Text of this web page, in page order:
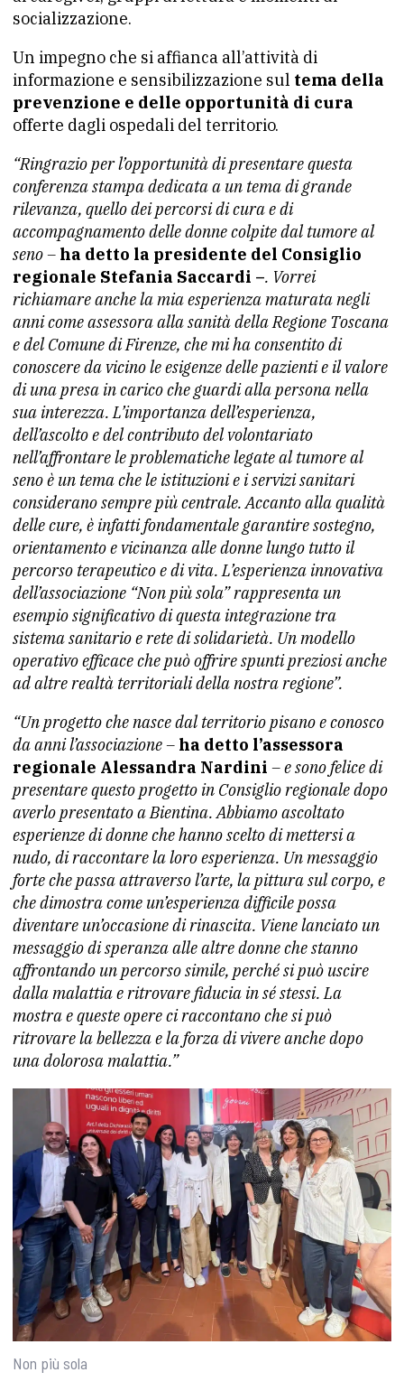
socializzazione.
Un impegno che si affianca all’attività di
informazione e sensibilizzazione sul tema della
prevenzione e delle opportunità di cura
offerte dagli ospedali del territorio.
“Ringrazio per l’opportunità di presentare questa
conferenza stampa dedicata a un tema di grande
rilevanza, quello dei percorsi di cura e di
accompagnamento delle donne colpite dal tumore al
seno – ha detto la presidente del Consiglio
regionale Stefania Saccardi –. Vorrei
richiamare anche la mia esperienza maturata negli
anni come assessora alla sanità della Regione Toscana
e del Comune di Firenze, che mi ha consentito di
conoscere da vicino le esigenze delle pazienti e il valore
di una presa in carico che guardi alla persona nella
sua interezza. L’importanza dell’esperienza,
dell’ascolto e del contributo del volontariato
nell’affrontare le problematiche legate al tumore al
seno è un tema che le istituzioni e i servizi sanitari
considerano sempre più centrale. Accanto alla qualità
delle cure, è infatti fondamentale garantire sostegno,
orientamento e vicinanza alle donne lungo tutto il
percorso terapeutico e di vita. L’esperienza innovativa
dell’associazione “Non più sola” rappresenta un
esempio significativo di questa integrazione tra
sistema sanitario e rete di solidarietà. Un modello
operativo efficace che può offrire spunti preziosi anche
ad altre realtà territoriali della nostra regione”.
“Un progetto che nasce dal territorio pisano e conosco
da anni l’associazione – ha detto l’assessora
regionale Alessandra Nardini – e sono felice di
presentare questo progetto in Consiglio regionale dopo
averlo presentato a Bientina. Abbiamo ascoltato
esperienze di donne che hanno scelto di mettersi a
nudo, di raccontare la loro esperienza. Un messaggio
forte che passa attraverso l’arte, la pittura sul corpo, e
che dimostra come un’esperienza difficile possa
diventare un’occasione di rinascita. Viene lanciato un
messaggio di speranza alle altre donne che stanno
affrontando un percorso simile, perché si può uscire
dalla malattia e ritrovare fiducia in sé stessi. La
mostra e queste opere ci raccontano che si può
ritrovare la bellezza e la forza di vivere anche dopo
una dolorosa malattia.”
Non più sola